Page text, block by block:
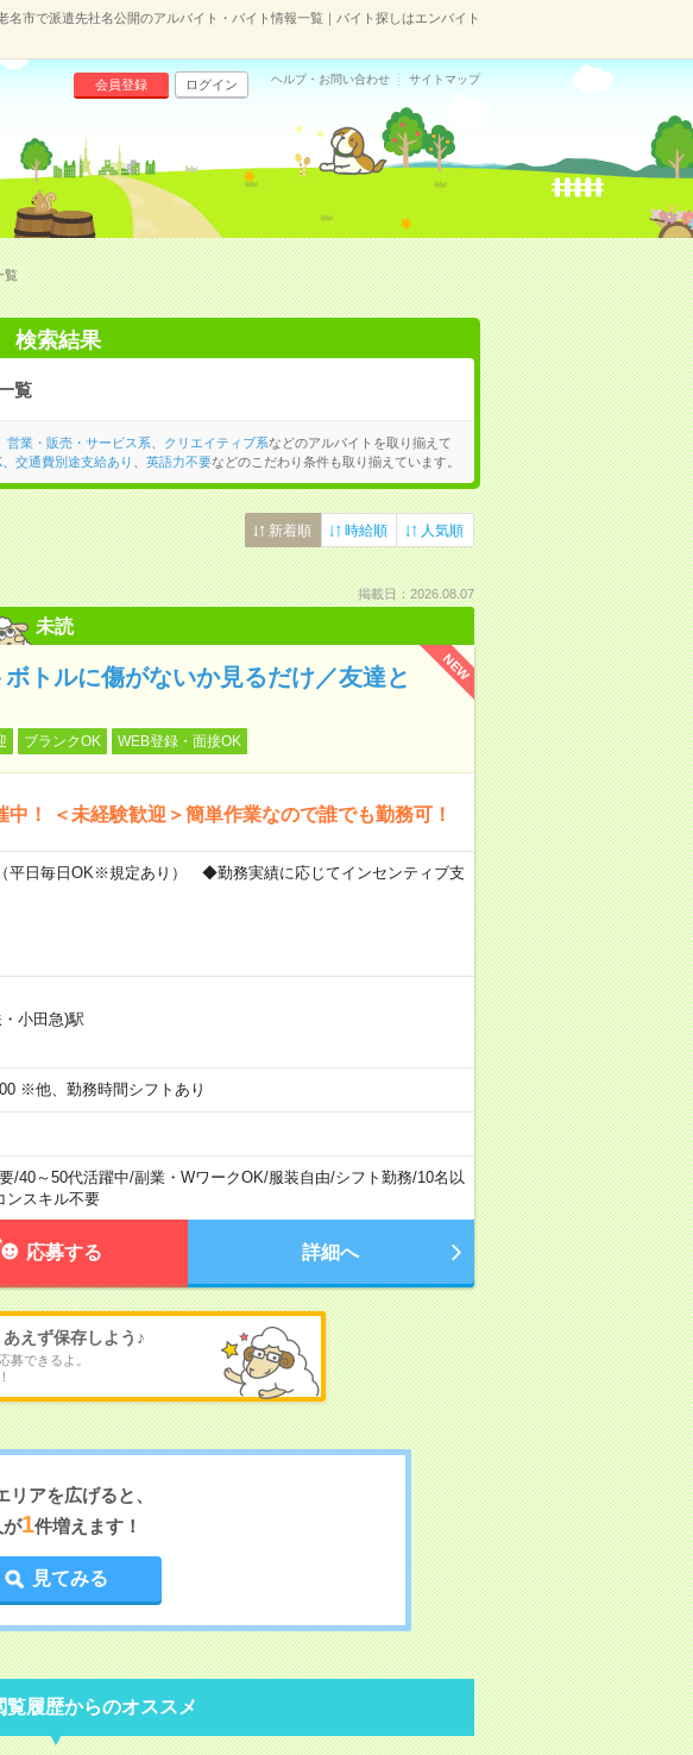
名市で派遣先社名公開のアルバイト・バイト情報一覧｜バイト探しはエンバイト
会員登録 ログイン ヘルプ・お問い合わせ サイトマップ
覧
検索結果
覧
営業・販売・サービス系 クリエイティブ系などのアルバイトを取り揃えて
、 交通費別途支給あり 英語力不要などのこだわり条件も取り揃えています。
新着順 時給順 人気順
掲載日：2026.08.07
未読
NEW
トルに傷がないか見るだけ／友達と
ブランクOK WEB登録・面接OK
！ ＜未経験歓迎＞簡単作業なので誰でも勤務可！
日毎日OK※規定あり） ◆勤務実績に応じてインセンティブ支
小田急)駅
※他、勤務時間シフトあり
/40～50代活躍中/副業・WワークOK/服装自由/シフト勤務/10名以
ンスキル不要
応募する 詳細へ
えず保存しよう♪
募できるよ。
リアを広げると、
が1件増えます！
見てみる
覧履歴からのオススメ